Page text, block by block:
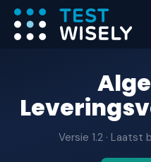
Versie 1.2 · Laatst